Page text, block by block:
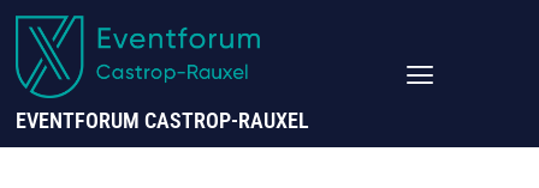
EVENTFORUM CASTROP-RAUXEL